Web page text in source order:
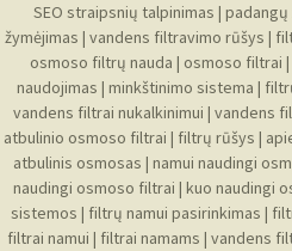
SEO straipsnių talpinimas | padangų
žymėjimas | vandens filtravimo rūšys |
osmoso filtrų nauda | osmoso filtrai |
naudojimas | minkštinimo sistema |
vandens filtrai nukalkinimui | vandens
atbulinio osmoso filtrai | filtrų rūšys |
atbulinis osmosas | namui naudingi
naudingi osmoso filtrai | kuo naudingi
sistemos | filtrų namui pasirinkimas |
filtrai namui | filtrai namams | vandens